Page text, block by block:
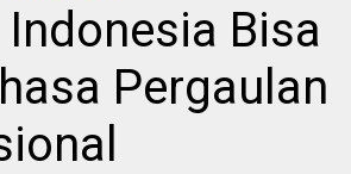
Bisa
Pergaulan